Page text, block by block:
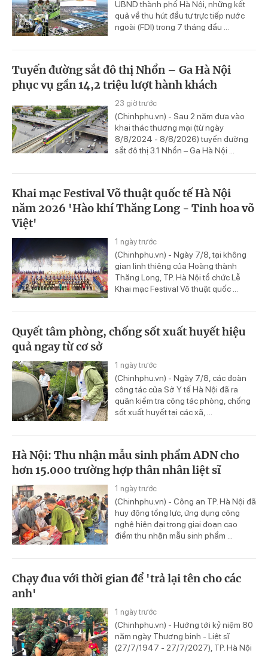
UBND thành phố Hà Nội, những kết
quả về thu hút đầu tư trực tiếp nước
ngoài (FDI) trong 7 tháng đầu ...
Tuyến đường sắt đô thị Nhổn – Ga Hà Nội
phục vụ gần 14,2 triệu lượt hành khách
23 giờ trước
(Chinhphu.vn) - Sau 2 năm đưa vào
khai thác thương mại (từ ngày
8/8/2024 - 8/8/2026) tuyến đường
sắt đô thị 3.1 Nhổn – Ga Hà Nội ...
Khai mạc Festival Võ thuật quốc tế Hà Nội
năm 2026 'Hào khí Thăng Long - Tinh hoa võ
Việt'
1 ngày trước
(Chinhphu.vn) - Ngày 7/8, tại không
gian linh thiêng của Hoàng thành
Thăng Long, TP. Hà Nội tổ chức Lễ
Khai mạc Festival Võ thuật quốc ...
Quyết tâm phòng, chống sốt xuất huyết hiệu
quả ngay từ cơ sở
1 ngày trước
(Chinhphu.vn) - Ngày 7/8, các đoàn
công tác của Sở Y tế Hà Nội đã ra
quân kiểm tra công tác phòng, chống
sốt xuất huyết tại các xã, ...
Hà Nội: Thu nhận mẫu sinh phẩm ADN cho
hơn 15.000 trường hợp thân nhân liệt sĩ
1 ngày trước
(Chinhphu.vn) - Công an TP. Hà Nội đã
huy động tổng lực, ứng dụng công
nghệ hiện đại trong giai đoạn cao
điểm thu nhận mẫu sinh phẩm ...
Chạy đua với thời gian để 'trả lại tên cho các
anh'
1 ngày trước
(Chinhphu.vn) - Hướng tới kỷ niệm 80
năm ngày Thương binh - Liệt sĩ
(27/7/1947 - 27/7/2027), TP. Hà Nội